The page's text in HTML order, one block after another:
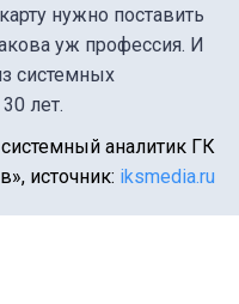
нужно поставить
уж профессия. И
системных
лет.
аналитик ГК
источник: iksmedia.ru